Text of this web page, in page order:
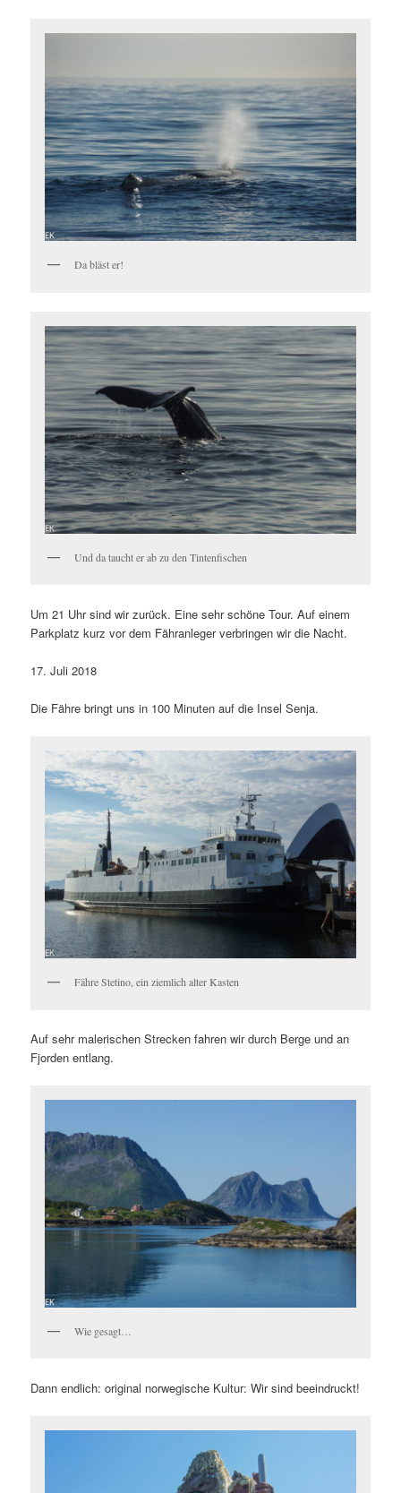
Da bläst er!
Und da taucht er ab zu den Tintenfischen
Um 21 Uhr sind wir zurück. Eine sehr schöne Tour. Auf einem
Parkplatz kurz vor dem Fähranleger verbringen wir die Nacht.
17. Juli 2018
Die Fähre bringt uns in 100 Minuten auf die Insel Senja.
Fähre Stetino, ein ziemlich alter Kasten
Auf sehr malerischen Strecken fahren wir durch Berge und an
Fjorden entlang.
Wie gesagt…
Dann endlich: original norwegische Kultur: Wir sind beeindruckt!